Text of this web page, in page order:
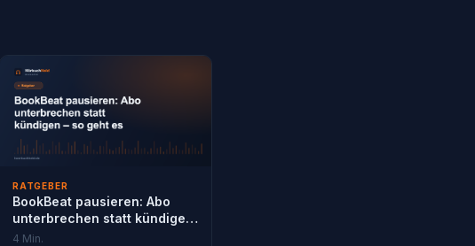
RATGEBER
BookBeat pausieren: Abo
unterbrechen statt kündigen
– so geht es
4 Min.